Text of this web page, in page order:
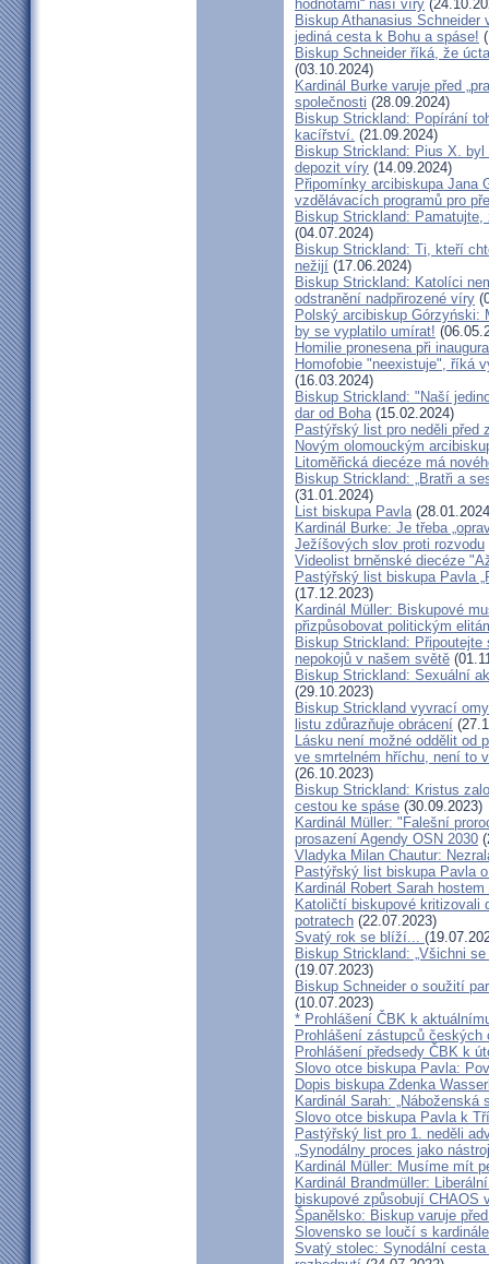
hodnotami“ naší víry
Biskup Athanasius
jediná cesta k Bohu a spáse!
Biskup Schneider říká, že
(03.10.2024)
Kardinál Burke varuje před
společnosti (28.09.2024)
Biskup Strickland: Popírání
kacířství. (21.09.2024)
Biskup Strickland: Pius X.
depozit víry (14.09.2024)
Připomínky arcibiskupa Jana
vzdělávacích programů pro
Biskup Strickland:
(04.07.2024)
Biskup Strickland: Ti, kteří
nežijí (17.06.2024)
Biskup Strickland: Katolíci
odstranění nadpřirozené víry
Polský arcibiskup Górzyński:
by se vyplatilo umírat!
Homilie pronesena při
Homofobie "neexistuje", říká
(16.03.2024)
Biskup Strickland: "Naší
dar od Boha(15.02.2024)
Pastýřský list pro neděli před
Novým olomouckým
Litoměřická diecéze má
Biskup Strickland: „Bratři a
(31.01.2024)
List biskupa Pavla
Kardinál Burke: Je třeba
Ježíšových slov proti rozvodu
Videolist brněnské diecéze
Pastýřský list biskupa Pavla
(17.12.2023)
Kardinál Müller: Biskupové
přizpůsobovat politickým
Biskup Strickland:
nepokojů v našem světě
Biskup Strickland: Sexuální
(29.10.2023)
Biskup Strickland vyvrací
listu zdůrazňuje obrácení
Lásku není možné oddělit od
ve smrtelném hříchu, není to
(26.10.2023)
Biskup Strickland: Kristus
cestou ke spáse (30.09.2023)
Kardinál Müller: "Falešní
prosazení Agendy OSN 2030
Vladyka Milan Chautur:
Pastýřský list biskupa Pavla
Kardinál Robert Sarah
Katoličtí biskupové kritizovali
potratech (22.07.2023)
Svatý rok se blíží...
Biskup Strickland: „Všichni
(19.07.2023)
Biskup Schneider o soužití
(10.07.2023)
* Prohlášení ČBK k
Prohlášení zástupců
Prohlášení předsedy ČBK k
Slovo otce biskupa Pavla:
Dopis biskupa Zdenka
Kardinál Sarah: „Náboženská
Slovo otce biskupa Pavla k
Pastýřský list pro 1. neděli
„Synodálny proces jako
Kardinál Müller: Musíme mít
Kardinál Brandmüller:
biskupové způsobují CHAOS
Španělsko: Biskup varuje
Slovensko se loučí s
Svatý stolec: Synodální